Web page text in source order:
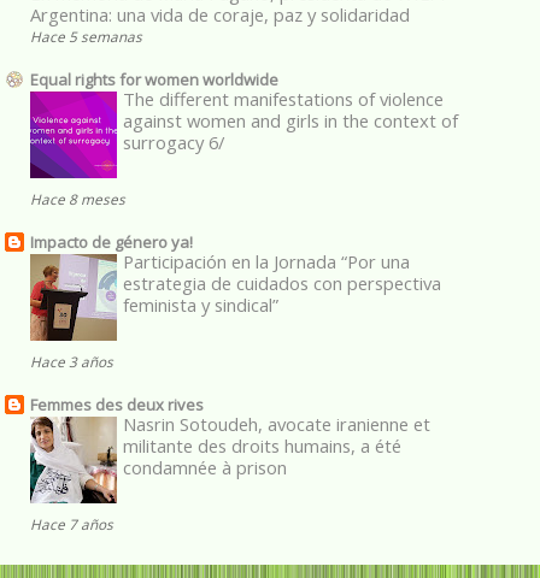
Argentina: una vida de coraje, paz y solidaridad
Hace 5 semanas
Equal rights for women worldwide
The different manifestations of violence
against women and girls in the context of
surrogacy 6/
Hace 8 meses
Impacto de género ya!
Participación en la Jornada “Por una
estrategia de cuidados con perspectiva
feminista y sindical”
Hace 3 años
Femmes des deux rives
Nasrin Sotoudeh, avocate iranienne et
militante des droits humains, a été
condamnée à prison
Hace 7 años